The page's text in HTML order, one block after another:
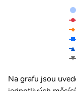
Na grafu jsou